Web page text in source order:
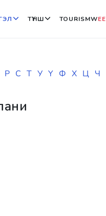
ТҮНШ TOURISMWEE
Р С Т У Ү Ф Х Ц Ч